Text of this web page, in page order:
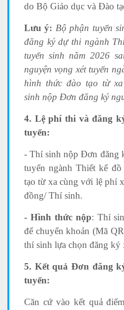
do Bộ Giáo dục và Đào
Lưu ý: Bộ phận tuyển
đăng ký dự thi ngành
tuyển sinh năm 2026
nguyện vọng xét tuyển
hình thức đào tạo từ
sinh nộp Đơn đăng ký
4. Lệ phí thi và đăng
tuyển:
- Thí sinh nộp Đơn đăng
tuyển ngành Thiết kế
tạo từ xa cùng với lệ phí
đồng/ Thí sinh.
- Hình thức nộp: Thí
để chuyển khoản (Mã
thí sinh lựa chọn đăng ký
5. Kết quả Đơn đăng
tuyển:
Căn cứ vào kết quả